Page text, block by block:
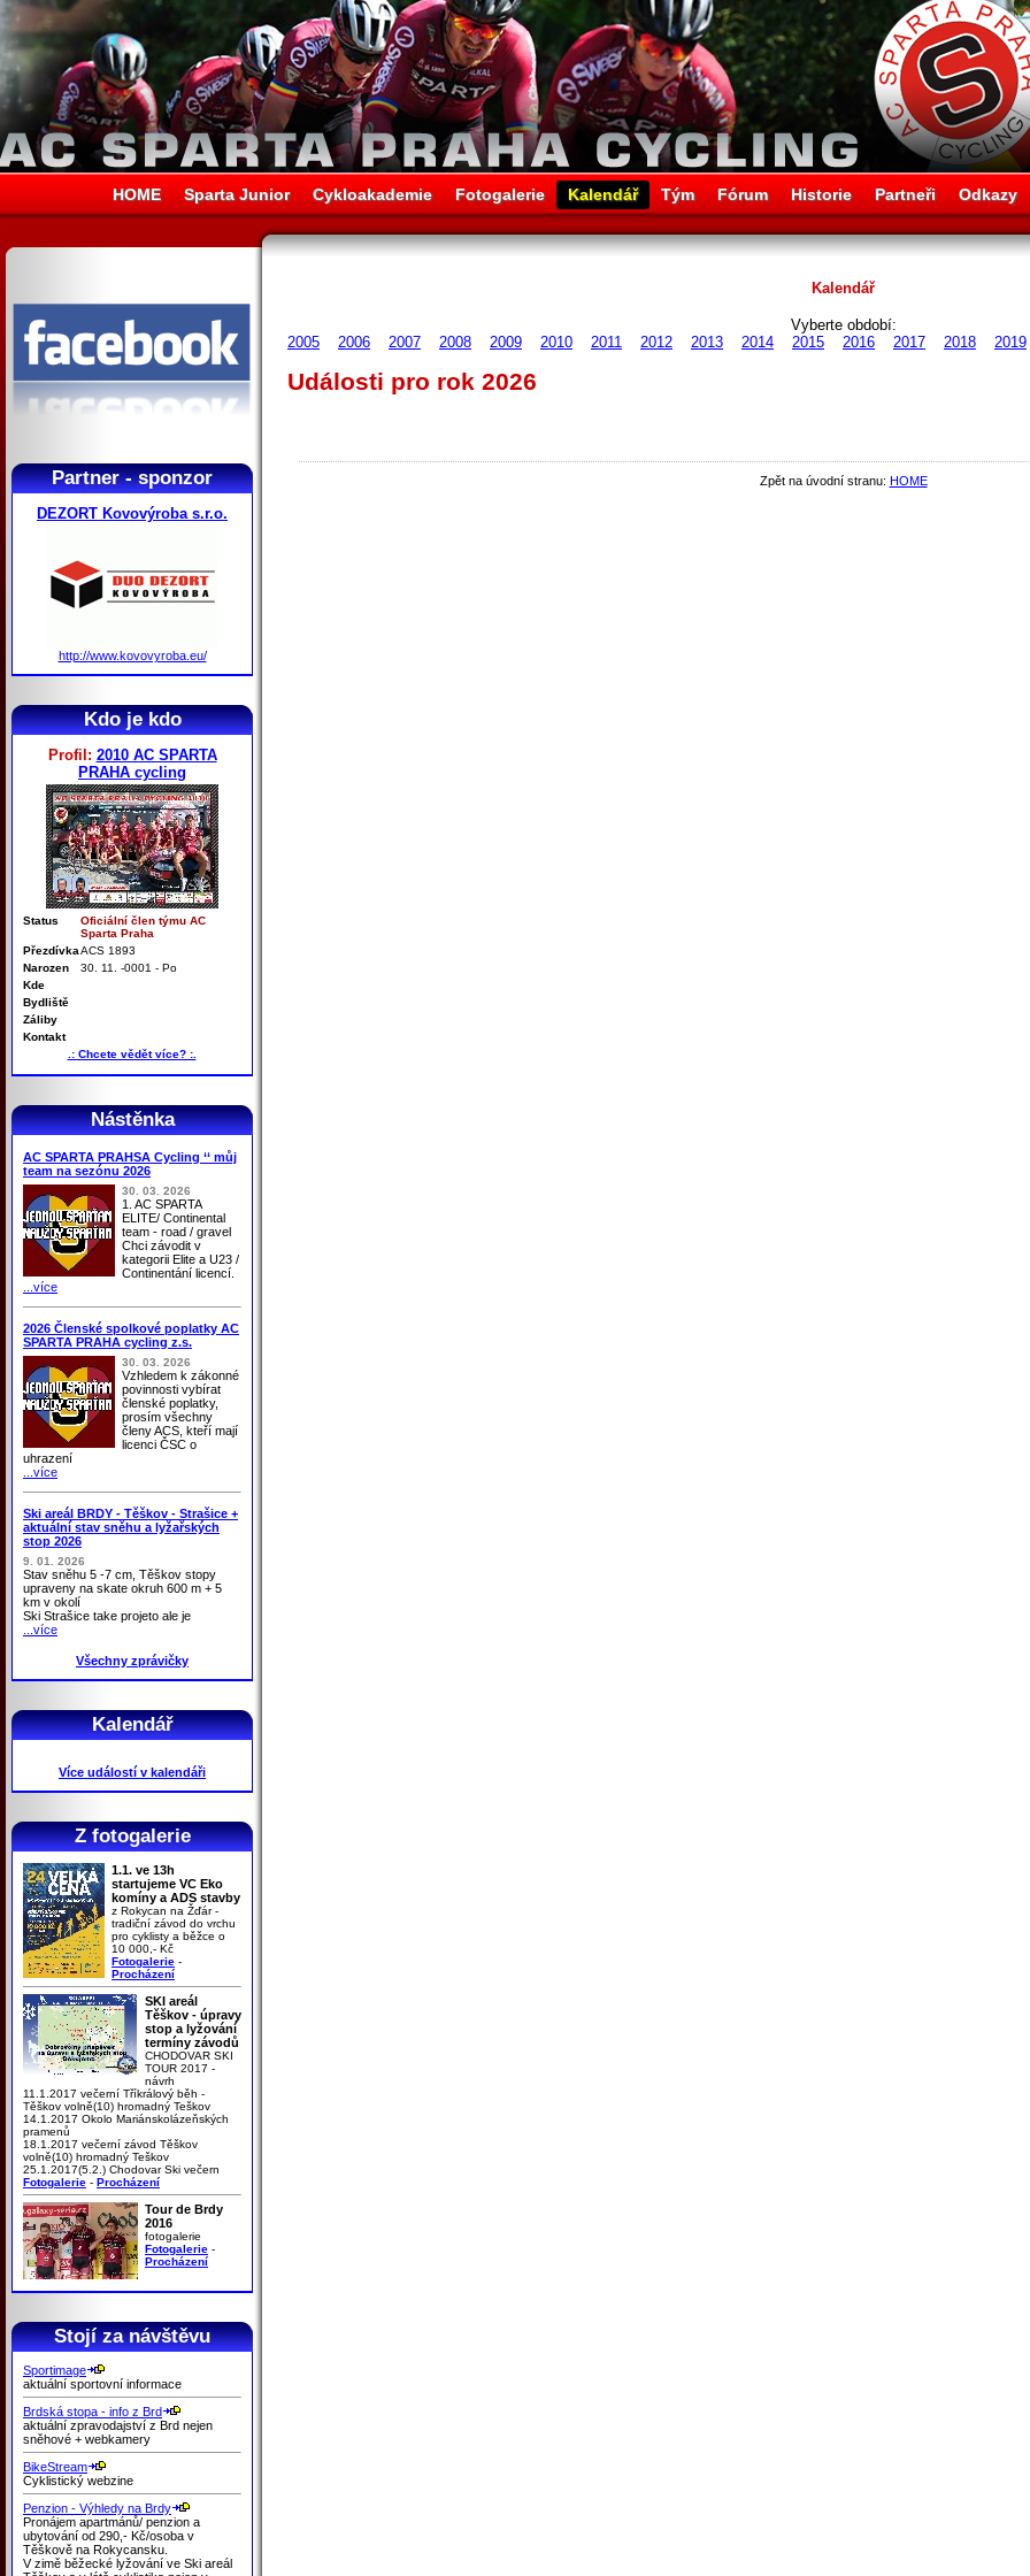
HOME Sparta Junior Cykloakademie Fotogalerie Kalendář Tým Fórum Historie Partneři Odkazy
Partner - sponzor
DEZORT Kovovýroba s.r.o.
http://www.kovovyroba.eu/
Kdo je kdo
Profil: 2010 AC SPARTA
PRAHA cycling
Status
Oficiální člen týmu AC
Sparta Praha
PřezdívkaACS 1893
Narozen
30. 11. -0001 - Po
Kde
Bydliště
Záliby
Kontakt
.: Chcete vědět více? :.
Nástěnka
AC SPARTA PRAHSA Cycling ‘‘ můj
team na sezónu 2026
30. 03. 2026
1. AC SPARTA
ELITE/ Continental
team - road / gravel
Chci závodit v
kategorii Elite a U23 /
Continentání licencí.
...více
2026 Členské spolkové poplatky AC
SPARTA PRAHA cycling z.s.
30. 03. 2026
Vzhledem k zákonné
povinnosti vybírat
členské poplatky,
prosím všechny
členy ACS, kteří mají
licenci ČSC o
uhrazení
...více
Ski areál BRDY - Těškov - Strašice +
aktuální stav sněhu a lyžařských
stop 2026
9. 01. 2026
Stav sněhu 5 -7 cm, Těškov stopy
upraveny na skate okruh 600 m + 5
km v okolí
Ski Strašice take projeto ale je
...více
Všechny zprávičky
Kalendář
Více událostí v kalendáři
Z fotogalerie
1.1. ve 13h
startujeme VC Eko
komíny a ADS stavby
z Rokycan na Žďár -
tradiční závod do vrchu
pro cyklisty a běžce o
10 000,- Kč
Fotogalerie -
Procházení
SKI areál
Těškov - úpravy
stop a lyžování
termíny závodů
CHODOVAR SKI
TOUR 2017 -
návrh
11.1.2017 večerní Tříkrálový běh -
Těškov volně(10) hromadný Teškov
14.1.2017 Okolo Mariánskolázeňských
pramenů
18.1.2017 večerní závod Těškov
volně(10) hromadný Teškov
25.1.2017(5.2.) Chodovar Ski večern
Fotogalerie - Procházení
Tour de Brdy
2016
fotogalerie
Fotogalerie -
Procházení
Stojí za návštěvu
Sportimage
aktuální sportovní informace
Brdská stopa - info z Brd
aktuální zpravodajství z Brd nejen
sněhové + webkamery
BikeStream
Cyklistický webzine
Penzion - Výhledy na Brdy
Pronájem apartmánů/ penzion a
ubytování od 290,- Kč/osoba v
Těškově na Rokycansku.
V zimě běžecké lyžování ve Ski areál
Kalendář
Vyberte období:
2005
2006 2007 2008 2009 2010 2011 2012 2013 2014 2015 2016 2017 2018 2019
Události pro rok 2026
Zpět na úvodní stranu: HOME